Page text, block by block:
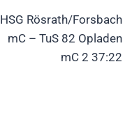
HSG Rösrath/Forsbach
mC – TuS 82 Opladen
mC 2 37:22